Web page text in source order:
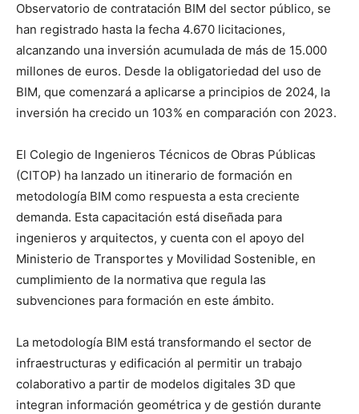
Observatorio de contratación BIM del sector público, se
han registrado hasta la fecha 4.670 licitaciones,
alcanzando una inversión acumulada de más de 15.000
millones de euros. Desde la obligatoriedad del uso de
BIM, que comenzará a aplicarse a principios de 2024, la
inversión ha crecido un 103% en comparación con 2023.
El Colegio de Ingenieros Técnicos de Obras Públicas
(CITOP) ha lanzado un itinerario de formación en
metodología BIM como respuesta a esta creciente
demanda. Esta capacitación está diseñada para
ingenieros y arquitectos, y cuenta con el apoyo del
Ministerio de Transportes y Movilidad Sostenible, en
cumplimiento de la normativa que regula las
subvenciones para formación en este ámbito.
La metodología BIM está transformando el sector de
infraestructuras y edificación al permitir un trabajo
colaborativo a partir de modelos digitales 3D que
integran información geométrica y de gestión durante